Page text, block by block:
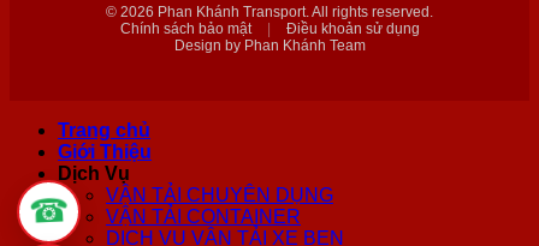
© 2026 Phan Khánh Transport. All rights reserved.
Chính sách bảo mật
|
Điều khoản sử dụng
Design by Phan Khánh Team
Trang chủ
Giới Thiệu
Dịch Vụ
VẬN TẢI CHUYÊN DỤNG
VẬN TẢI CONTAINER
DỊCH VỤ VẬN TẢI XE BEN
☎